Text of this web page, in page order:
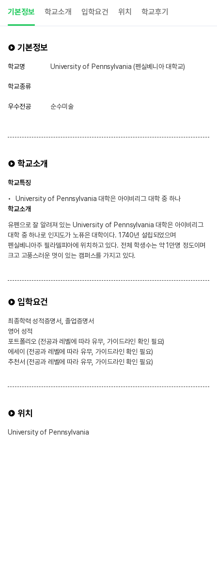
기본정보 학교소개 입학요건 위치 학교후기
기본정보
학교명 University of Pennsylvania (펜실베니아 대학교)
학교종류
우수전공 순수미술
학교소개
학교특징
University of Pennsylvania 대학은 아이비리그 대학 중 하나
학교소개
유펜으로 잘 알려져 있는 University of Pennsylvania 대학은 아이비리그
대학 중 하나로 인지도가 노퓨은 대학이다. 1740년 설립되었으며
펜실베니아주 필라델피아에 위치하고 있다. 전체 학생수는 약 1만명 정도이며
크고 고풍스러운 멋이 있는 캠퍼스를 가지고 있다.
입학요건
최종학력 성적증명서, 졸업증명서
영어 성적
포트폴리오 (전공과 레벨에 따라 유무, 가이드라인 확인 필요)
에세이 (전공과 레벨에 따라 유무, 가이드라인 확인 필요)
추천서 (전공과 레벨에 따라 유무, 가이드라인 확인 필요)
위치
University of Pennsylvania